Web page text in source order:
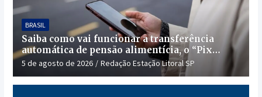
BRASIL
Saiba como vai funcionar a transferência
automática de pensão alimentícia, o “Pix
Pensão”
5 de agosto de 2026 Redação Estação Litoral SP